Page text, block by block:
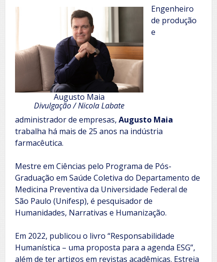
Augusto Maia
Divulgação / Nicola Labate
Engenheiro
de produção
e
administrador de empresas, Augusto Maia
trabalha há mais de 25 anos na indústria
farmacêutica.
Mestre em Ciências pelo Programa de Pós-
Graduação em Saúde Coletiva do Departamento de
Medicina Preventiva da Universidade Federal de
São Paulo (Unifesp), é pesquisador de
Humanidades, Narrativas e Humanização.
Em 2022, publicou o livro “Responsabilidade
Humanística – uma proposta para a agenda ESG”,
além de ter artigos em revistas acadêmicas. Estreia